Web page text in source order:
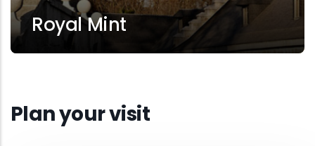
Royal Mint
Plan your visit